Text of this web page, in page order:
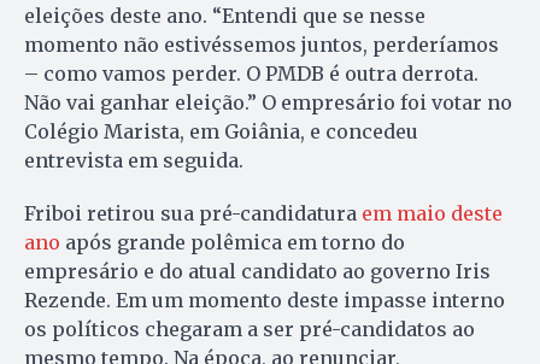
eleições deste ano. “Entendi que se nesse
momento não estivéssemos juntos, perderíamos
– como vamos perder. O PMDB é outra derrota.
Não vai ganhar eleição.” O empresário foi votar no
Colégio Marista, em Goiânia, e concedeu
entrevista em seguida.
Friboi retirou sua pré-candidatura em maio deste
ano após grande polêmica em torno do
empresário e do atual candidato ao governo Iris
Rezende. Em um momento deste impasse interno
os políticos chegaram a ser pré-candidatos ao
mesmo tempo. Na época, ao renunciar,